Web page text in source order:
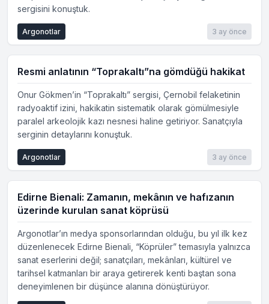
sergisini konuştuk.
3 ay önce
Argonotlar
Resmi anlatının “Toprakaltı”na gömdüğü hakikat
Onur Gökmen’in “Toprakaltı” sergisi, Çernobil felaketinin
radyoaktif izini, hakikatin sistematik olarak gömülmesiyle
paralel arkeolojik kazı nesnesi haline getiriyor. Sanatçıyla
serginin detaylarını konuştuk.
3 ay önce
Argonotlar
Edirne Bienali: Zamanın, mekânın ve hafızanın
üzerinde kurulan sanat köprüsü
Argonotlar’ın medya sponsorlarından olduğu, bu yıl ilk kez
düzenlenecek Edirne Bienali, “Köprüler” temasıyla yalnızca
sanat eserlerini değil; sanatçıları, mekânları, kültürel ve
tarihsel katmanları bir araya getirerek kenti baştan sona
deneyimlenen bir düşünce alanına dönüştürüyor.